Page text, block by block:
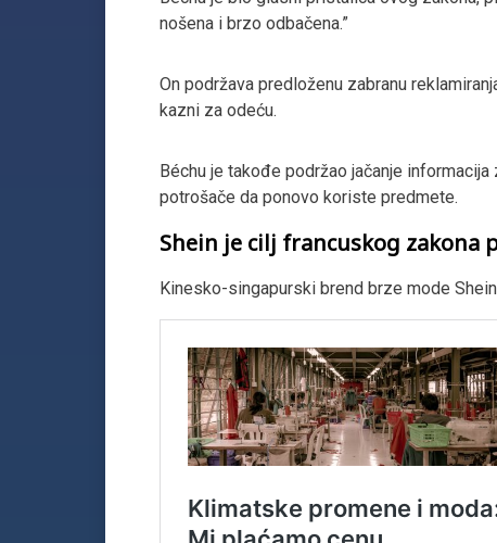
nošena i brzo odbačena.”
On podržava predloženu zabranu
kazni za odeću.
Béchu je takođe podržao jačanje
potrošače da ponovo koriste predmete.
Shein je cilj francuskog zakona
Kinesko-singapurski brend brze mode